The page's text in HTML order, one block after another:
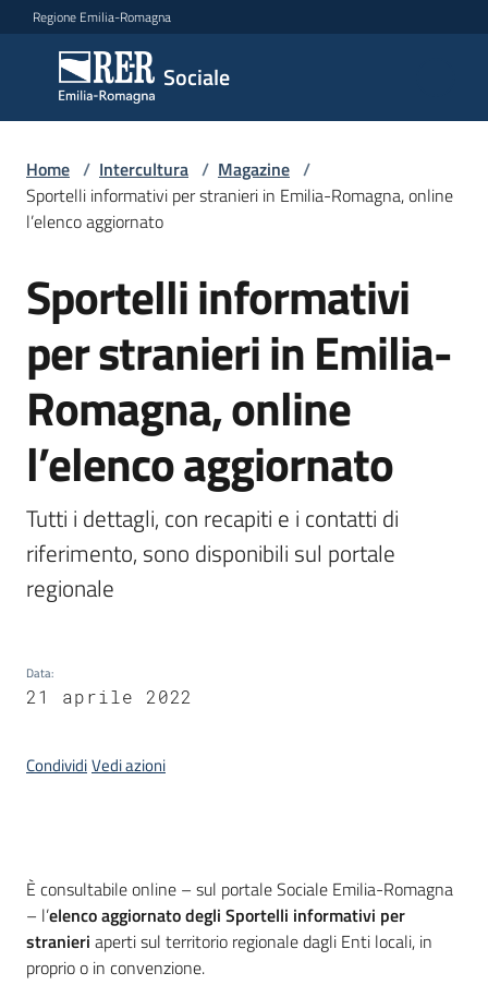
Vai al contenuto
Vai alla navigazione
Vai al footer
Regione Emilia-Romagna
Sociale
Sociale
Argomenti
Servizi
Leggi
Atti
Bandi
Piani
Programmi
Progetti
Seguici
su
Home / Intercultura / Magazine /
Sportelli informativi per stranieri in Emilia-Romagna, online
l’elenco aggiornato
Salta al contenuto
Sportelli informativi
per stranieri in Emilia-
Romagna, online
l’elenco aggiornato
Tutti i dettagli, con recapiti e i contatti di
riferimento, sono disponibili sul portale
regionale
Data:
21 aprile 2022
CondividiVedi azioni
Introduzione
È consultabile online – sul portale Sociale Emilia-Romagna
– l’elenco aggiornato degli Sportelli informativi per
stranieri aperti sul territorio regionale dagli Enti locali, in
proprio o in convenzione.